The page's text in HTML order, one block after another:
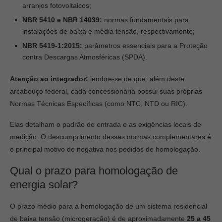
arranjos fotovoltaicos;
NBR 5410 e NBR 14039: normas fundamentais para
instalações de baixa e média tensão, respectivamente;
NBR 5419-1:2015: parâmetros essenciais para a Proteção
contra Descargas Atmosféricas (SPDA).
Atenção ao integrador: lembre-se de que, além deste
arcabouço federal, cada concessionária possui suas próprias
Normas Técnicas Específicas (como NTC, NTD ou RIC).
Elas detalham o padrão de entrada e as exigências locais de
medição. O descumprimento dessas normas complementares é
o principal motivo de negativa nos pedidos de homologação.
Qual o prazo para homologação de
energia solar?
O prazo médio para a homologação de um sistema residencial
de baixa tensão (microgeração) é de aproximadamente 25 a 45